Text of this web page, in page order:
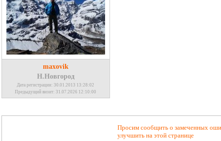
maxovik
Н.Новгород
Дата регистрации: 30.01.2013 13:28:02
Предыдущий визит: 31.07.2026 12:10:00
Просим сообщить о замеченных
улучшить на этой странице